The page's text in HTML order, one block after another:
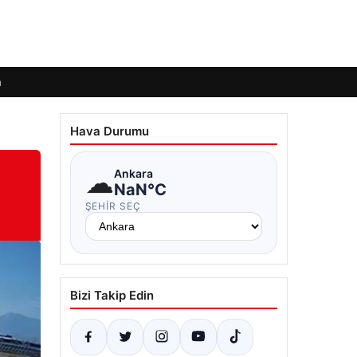
Hava Durumu
☁Ankara
NaN°C
ŞEHIR SEÇ
Bizi Takip Edin